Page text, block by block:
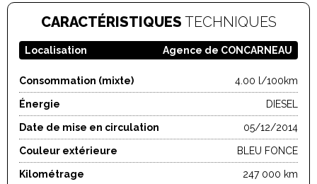
CARACTÉRISTIQUES TECHNIQUES
Localisation Agence de CONCARNEAU
Consommation (mixte) 4.00 l/100km
Énergie DIESEL
Date de mise en circulation 05/12/2014
Couleur extérieure BLEU FONCE
Kilométrage 247 000 km